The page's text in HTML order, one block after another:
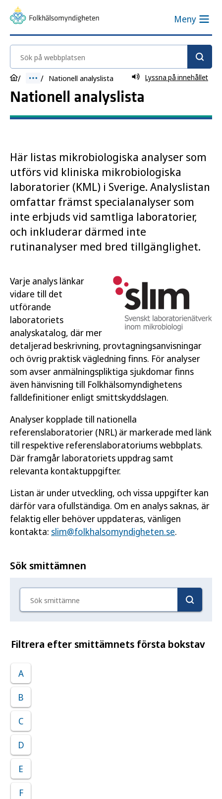
Meny
Sök på webbplatsen
Nationell analyslista Lyssna på innehållet
Nationell analyslista
Här listas mikrobiologiska analyser som
utförs vid kliniska mikrobiologiska
laboratorier (KML) i Sverige. Analyslistan
omfattar främst specialanalyser som
inte erbjuds vid samtliga laboratorier,
och inkluderar därmed inte
rutinanalyser med bred tillgänglighet.
Varje analys länkar
vidare till det
utförande
laboratoriets
analyskatalog, där mer
detaljerad beskrivning, provtagningsanvisningar
och övrig praktisk vägledning finns. För analyser
som avser anmälningspliktiga sjukdomar finns
även hänvisning till Folkhälsomyndighetens
falldefinitioner enligt smittskyddslagen.
Analyser kopplade till nationella
referenslaboratorier (NRL) är markerade med länk
till respektive referenslaboratoriums webbplats.
Där framgår laboratoriets uppdrag samt
relevanta kontaktuppgifter.
Listan är under utveckling, och vissa uppgifter kan
därför vara ofullständiga. Om en analys saknas, är
felaktig eller behöver uppdateras, vänligen
kontakta: slim@folkhalsomyndigheten.se.
Sök smittämnen
Filtrera efter smittämnets första bokstav
A
B
C
D
E
F